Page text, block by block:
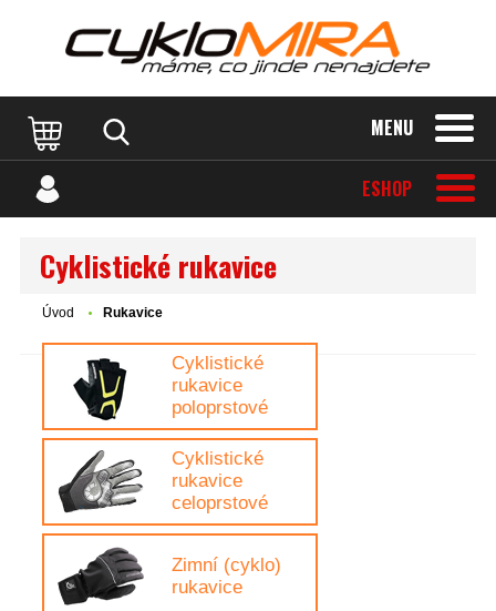
MENU
ESHOP
Cyklistické rukavice
Úvod Rukavice
Cyklistické
rukavice
poloprstové
Cyklistické
rukavice
celoprstové
Zimní (cyklo)
rukavice